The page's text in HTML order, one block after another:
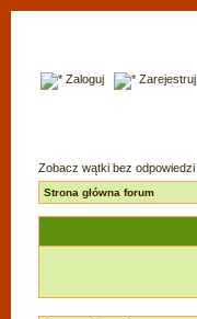
Zaloguj Zarejestruj
Zobacz wątki bez odpowiedzi
Strona główna forum